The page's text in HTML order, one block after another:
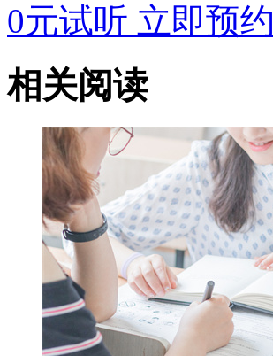
0元试听 立即预约
相关阅读